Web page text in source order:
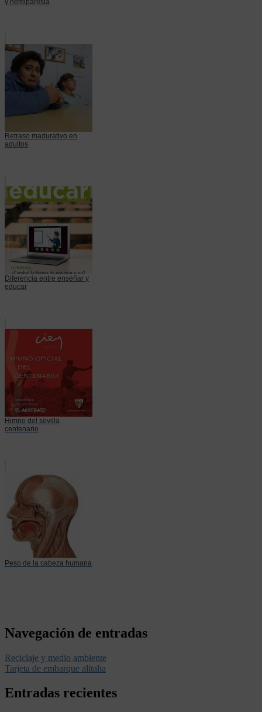
Retraso madurativo en
adultos
Diferencia entre enseñar y
educar
Himno del sevilla
centenario
Peso de la cabeza humana
Navegación de entradas
Reciclaje y medio ambiente
Tarjeta de embarque alitalia
Entradas recientes